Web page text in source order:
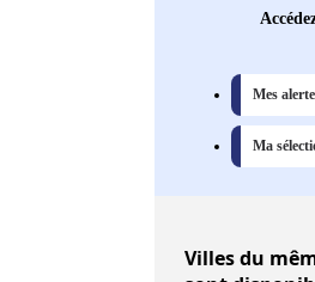
Mes
Ma
Villesdu